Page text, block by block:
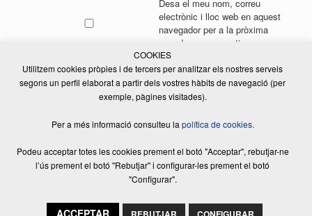
Desa el meu nom, correu
electrònic i lloc web en aquest
navegador per a la pròxima
vegada que comenti.
© 2026 ELSADE MANUTENCIÓ, S.L. | Tots els drets reservats | Disseny
COOKIES
Utilitzem cookies pròpies i de tercers per analitzar els nostres serveis
segons un perfil elaborat a partir dels vostres hàbits de navegació (per
exemple, pàgines visitades).
Per a més informació consulteu la política de cookies.
Podeu acceptar totes les cookies prement el botó "Acceptar", rebutjar-ne
l’ús prement el botó "Rebutjar" i configurar-les prement el botó
"Configurar".
ACCEPTAR